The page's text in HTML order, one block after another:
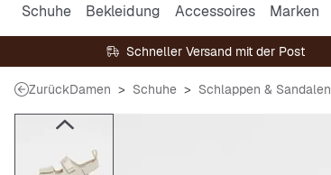
Schuhe Bekleidung Accessoires Marken
Schneller Versand mit der Post
ZurückDamen Schuhe Schlappen & Sandalen